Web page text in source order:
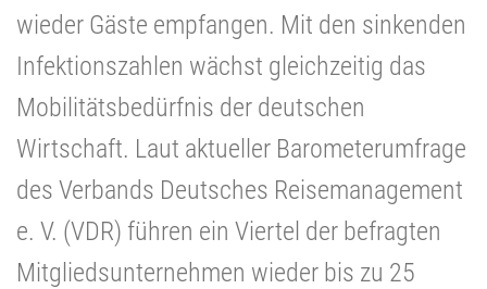
wieder Gäste empfangen. Mit den sinkenden
Infektionszahlen wächst gleichzeitig das
Mobilitätsbedürfnis der deutschen
Wirtschaft. Laut aktueller Barometerumfrage
des Verbands Deutsches Reisemanagement
e. V. (VDR) führen ein Viertel der befragten
Mitgliedsunternehmen wieder bis zu 25